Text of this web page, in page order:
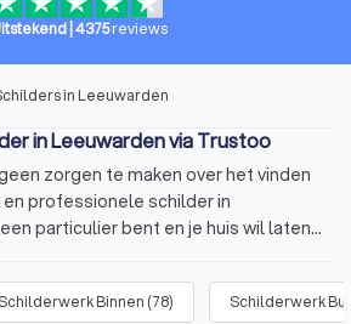
4375reviews
in Leeuwarden
in Leeuwarden via Trustoo
zorgen te maken over het vinden
professionele schilder in
particulier bent en je huis wil laten
biedt een selectie van ervaren
die vakkundig werk leveren en
Schilderwerk Binnen (78) Schilderwerk